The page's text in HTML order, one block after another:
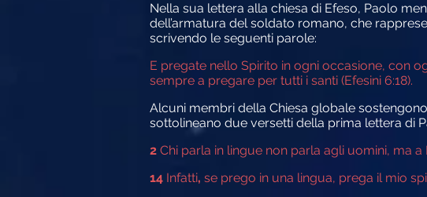
Nella sua lettera alla chiesa di Efeso, Paolo
dell’armatura del soldato romano, che
scrivendo le seguenti parole:
E pregate nello Spirito in ogni occasione, con
sempre a pregare per tutti i santi (Efesini 6:18).
Alcuni membri della Chiesa globale
sottolineano due versetti della prima lettera di
2 Chi parla in lingue non parla agli uomini, ma
14 Infatti, se prego in una lingua, prega il mio